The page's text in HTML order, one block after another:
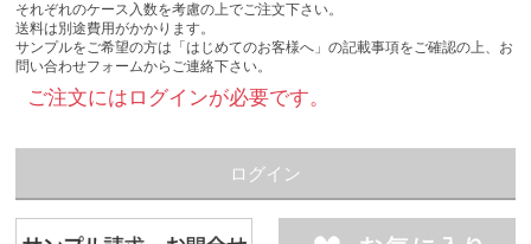
それぞれのケース入数を考慮の上でご注文下さい。
送料は別途費用がかかります。
サンプルをご希望の方は「はじめてのお客様へ」の記載事項をご確認の上、お
問い合わせフォームからご連絡下さい。
ご注文にはログインが必要です。
ログイン